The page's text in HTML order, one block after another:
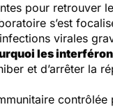
pour retrouver
s’est
virales
les
et d’arrêter la
contrôlée